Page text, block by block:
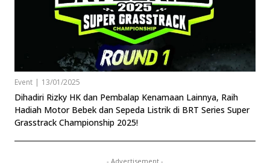
Event | 13/01/2025
Dihadiri Rizky HK dan Pembalap Kenamaan Lainnya, Raih
Hadiah Motor Bebek dan Sepeda Listrik di BRT Series Super
Grasstrack Championship 2025!
- Advertisement -